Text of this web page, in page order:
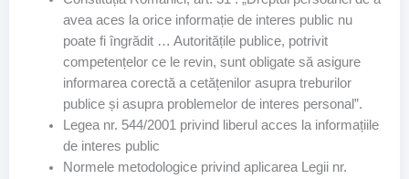
avea aces la orice informație de interes public nu
poate fi îngrădit … Autoritățile publice, potrivit
competențelor ce le revin, sunt obligate să asigure
informarea corectă a cetățenilor asupra treburilor
publice și asupra problemelor de interes personal”.
Legea nr. 544/2001 privind liberul acces la informațiile
de interes public
Normele metodologice privind aplicarea Legii nr.